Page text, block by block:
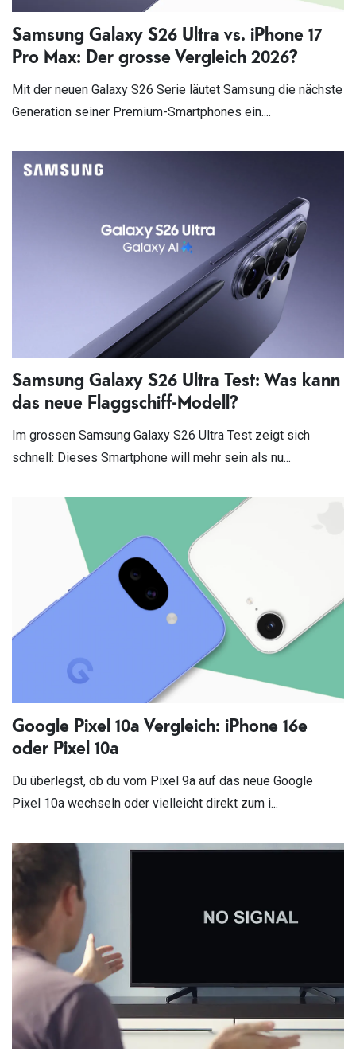
Samsung Galaxy S26 Ultra vs. iPhone 17
Pro Max: Der grosse Vergleich 2026?
Mit der neuen Galaxy S26 Serie läutet Samsung die nächste
Generation seiner Premium-Smartphones ein....
Samsung Galaxy S26 Ultra Test: Was kann
das neue Flaggschiff-Modell?
Im grossen Samsung Galaxy S26 Ultra Test zeigt sich
schnell: Dieses Smartphone will mehr sein als nu...
Google Pixel 10a Vergleich: iPhone 16e
oder Pixel 10a
Du überlegst, ob du vom Pixel 9a auf das neue Google
Pixel 10a wechseln oder vielleicht direkt zum i...